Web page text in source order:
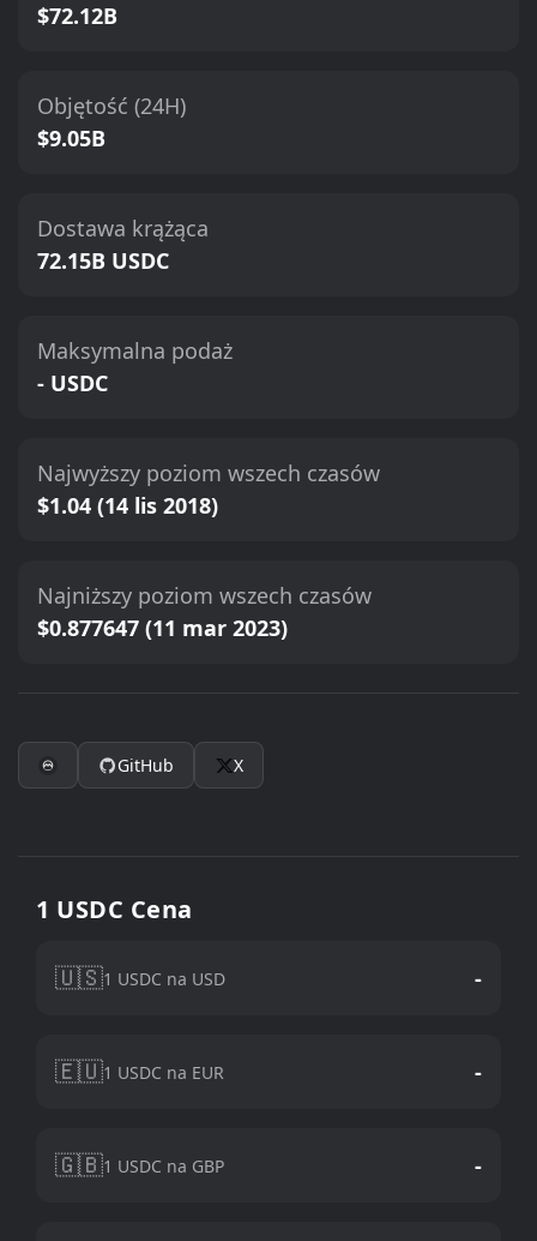
$72.12B
Objętość (24H)
$9.05B
Dostawa krążąca
72.15B USDC
Maksymalna podaż
- USDC
Najwyższy poziom wszech czasów
$1.04 (14 lis 2018)
Najniższy poziom wszech czasów
$0.877647 (11 mar 2023)
GitHub X
1 USDC Cena
🇺🇸1 USDC na USD -
🇪🇺1 USDC na EUR -
🇬🇧1 USDC na GBP -